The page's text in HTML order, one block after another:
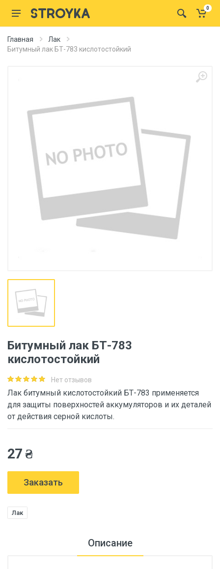
0
Главная
Лак
Битумный лак БТ-783 кислотостойкий
Битумный лак БТ-783
кислотостойкий
Нет отзывов
Лак битумный кислотостойкий БТ-783 применяется
для защиты поверхностей аккумуляторов и их деталей
от действия серной кислоты.
27 ₴
Заказать
Лак
Описание